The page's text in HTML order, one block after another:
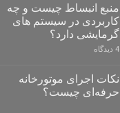
برای
7
گام
ساده
تعمیر
پمپ‌ها
ثبت
نشده
منبع انبساط چیست و چه
کاربردی در سیستم های
گرمایشی دارد؟
4 دیدگاه
چیست
و
چه
نکات اجرای موتورخانه
حرفه‌ای چیست؟